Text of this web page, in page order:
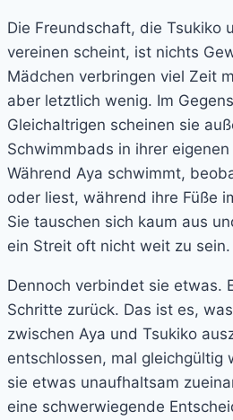
Die Freundschaft, die Tsukiko
vereinen scheint, ist nichts
Mädchen verbringen viel Zeit
aber letztlich wenig. Im
Gleichaltrigen scheinen sie
Schwimmbads in ihrer
Während Aya schwimmt,
oder liest, während ihre Füße
Sie tauschen sich kaum aus
ein Streit oft nicht weit zu sein.
Dennoch verbindet sie etwas.
Schritte zurück. Das ist es,
zwischen Aya und Tsukiko
entschlossen, mal gleichgültig
sie etwas unaufhaltsam
eine schwerwiegende